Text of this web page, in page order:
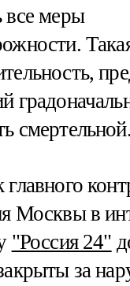
все меры
смертельной.
Москвы в
"Россия 24"
за